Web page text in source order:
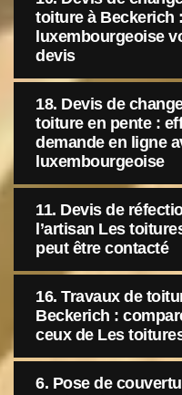
toiture à Beckerich
luxembourgeoise
devis
18. Devis de
toiture en pente :
demande en ligne
luxembourgeoise
11. Devis de
l’artisan Les
peut être contacté
16. Travaux de
Beckerich :
ceux de Les
6. Pose de